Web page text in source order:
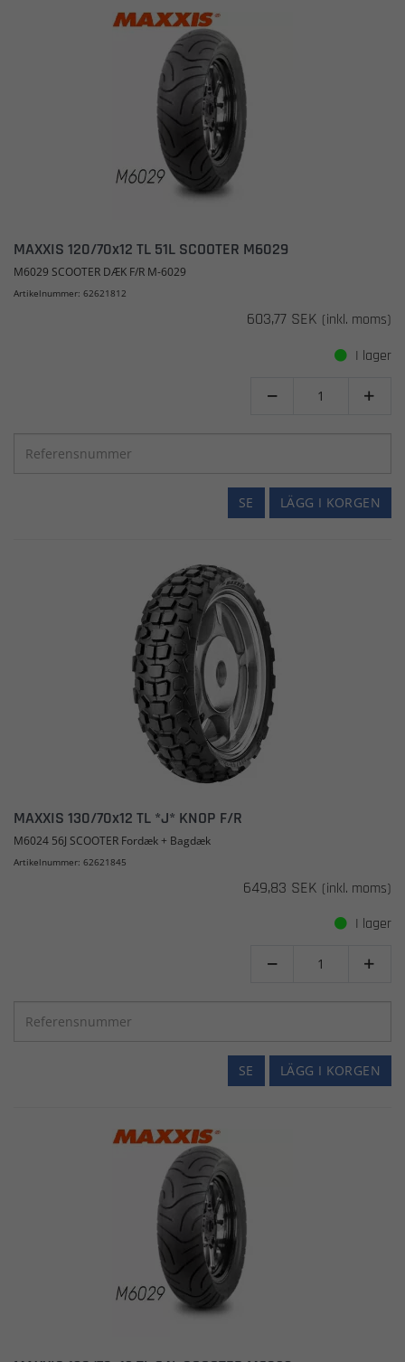
MAXXIS 120/70x12 TL 51L SCOOTER M6029
M6029 SCOOTER DÆK F/R M-6029
Artikelnummer: 62621812
603,77 SEK (inkl. moms)
I lager
 
LÄGG I KORGEN
SE
MAXXIS 130/70x12 TL *J* KNOP F/R
M6024 56J SCOOTER Fordæk + Bagdæk
Artikelnummer: 62621845
649,83 SEK (inkl. moms)
I lager
 
LÄGG I KORGEN
SE